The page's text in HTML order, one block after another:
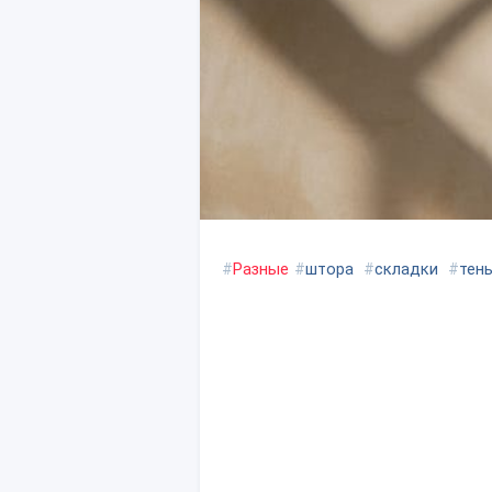
#Разные #штора #складки #тень